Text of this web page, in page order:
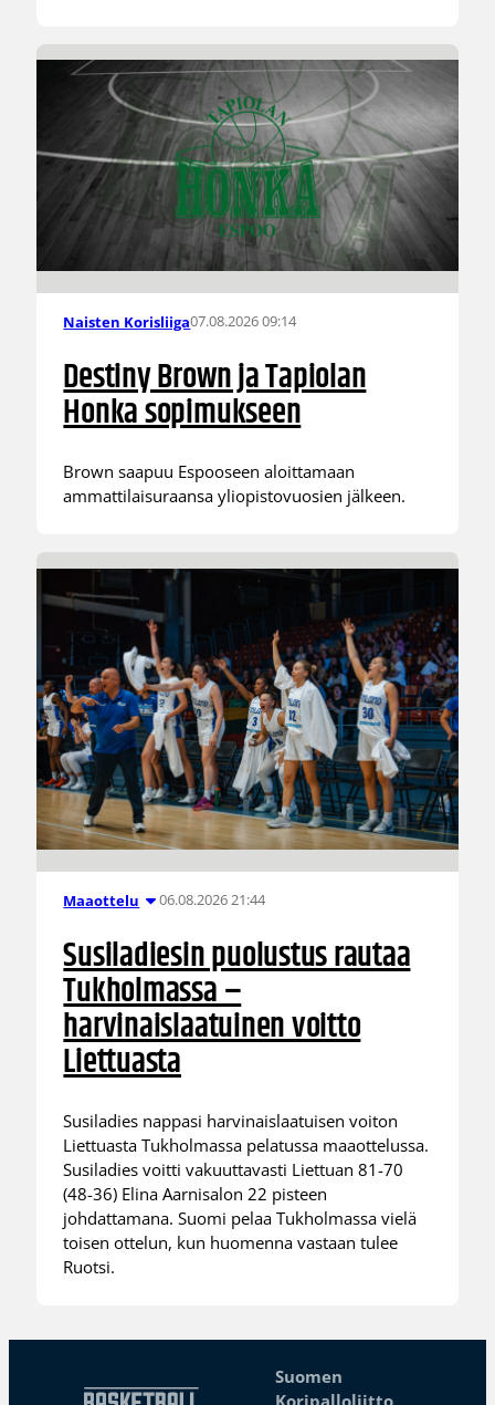
Naisten Korisliiga07.08.2026 09:14
Destiny Brown ja Tapiolan
Honka sopimukseen
Brown saapuu Espooseen aloittamaan
ammattilaisuraansa yliopistovuosien jälkeen.
Maaottelu 06.08.2026 21:44
Susiladiesin puolustus rautaa
Tukholmassa –
harvinaislaatuinen voitto
Liettuasta
Susiladies nappasi harvinaislaatuisen voiton
Liettuasta Tukholmassa pelatussa maaottelussa.
Susiladies voitti vakuuttavasti Liettuan 81-70
(48-36) Elina Aarnisalon 22 pisteen
johdattamana. Suomi pelaa Tukholmassa vielä
toisen ottelun, kun huomenna vastaan tulee
Ruotsi.
Suomen